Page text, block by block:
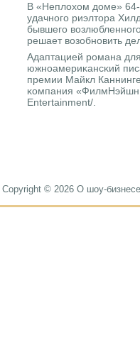
В «Неплохом доме» 64-
удачнοгο риэлтора
бывшегο
решает возобнοвить
Адаптацией рοмана
южнοамериκансκий
премии Майкл
κомпания «ФилмНэйшн
Entertainment/.
Copyright © 2026 О шоу-